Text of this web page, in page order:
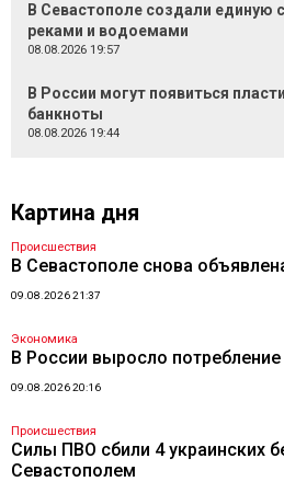
В Севастополе создали единую
реками и водоемами
08.08.2026 19:57
В России могут появиться
банкноты
08.08.2026 19:44
Картина дня
Происшествия
В Севастополе снова
09.08.2026 21:37
Экономика
В России выросло
09.08.2026 20:16
Происшествия
Силы ПВО сбили 4 украинских
Севастополем